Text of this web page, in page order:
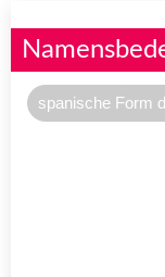
spanische Form